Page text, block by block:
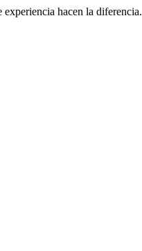
experiencia hacen la diferencia.